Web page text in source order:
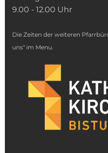
9.00 - 12.00 Uhr
Die Zeiten der weiteren
uns" im Menu.